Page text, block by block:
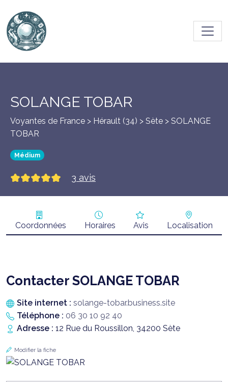
SOLANGE TOBAR
Voyantes de France > Hérault (34) > Sète > SOLANGE
TOBAR
Médium
3 avis
Coordonnées Horaires Avis Localisation
Contacter SOLANGE TOBAR
Site internet : solange-tobar.business.site
Téléphone : 06 30 10 92 40
Adresse : 12 Rue du Roussillon, 34200 Sète
Modifier la fiche